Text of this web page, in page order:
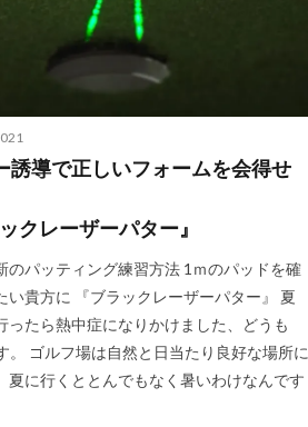
誘導で正しいフォームを会得せ
クレーザーパター』
のパッティング練習方法 1ｍのパッドを確
い貴方に 『ブラックレーザーパター』 夏
ったら熱中症になりかけました、どうも
。 ゴルフ場は自然と日当たり良好な場所に
夏に行くととんでもなく暑いわけなんです